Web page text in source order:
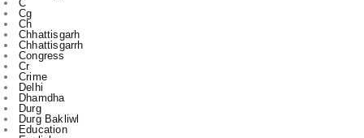
C
Cg
Ch
Chhattisgarh
Chhattisgarrh
Congress
Cr
Crime
Delhi
Dhamdha
Durg
Durg Bakliwl
Education